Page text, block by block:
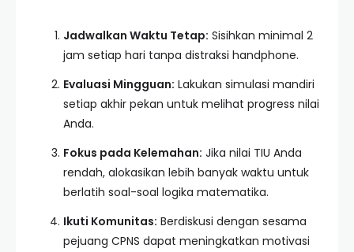
Jadwalkan Waktu Tetap: Sisihkan minimal 2
jam setiap hari tanpa distraksi handphone.
Evaluasi Mingguan: Lakukan simulasi mandiri
setiap akhir pekan untuk melihat progress nilai
Anda.
Fokus pada Kelemahan: Jika nilai TIU Anda
rendah, alokasikan lebih banyak waktu untuk
berlatih soal-soal logika matematika.
Ikuti Komunitas: Berdiskusi dengan sesama
pejuang CPNS dapat meningkatkan motivasi